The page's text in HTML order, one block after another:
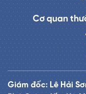
Cơ quan
Giám đốc: Lê Hải